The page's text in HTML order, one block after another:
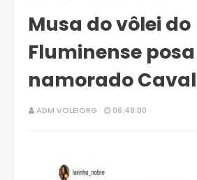
Musa do vôlei do
Fluminense
namorado
ADM VOLEIORG 06:48:00